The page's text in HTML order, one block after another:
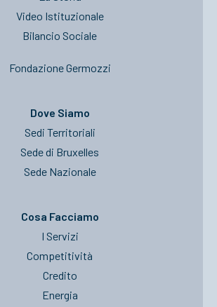
Video Istituzionale
Bilancio Sociale
Fondazione Germozzi
Dove Siamo
Sedi Territoriali
Sede di Bruxelles
Sede Nazionale
Cosa Facciamo
I Servizi
Competitività
Credito
Energia